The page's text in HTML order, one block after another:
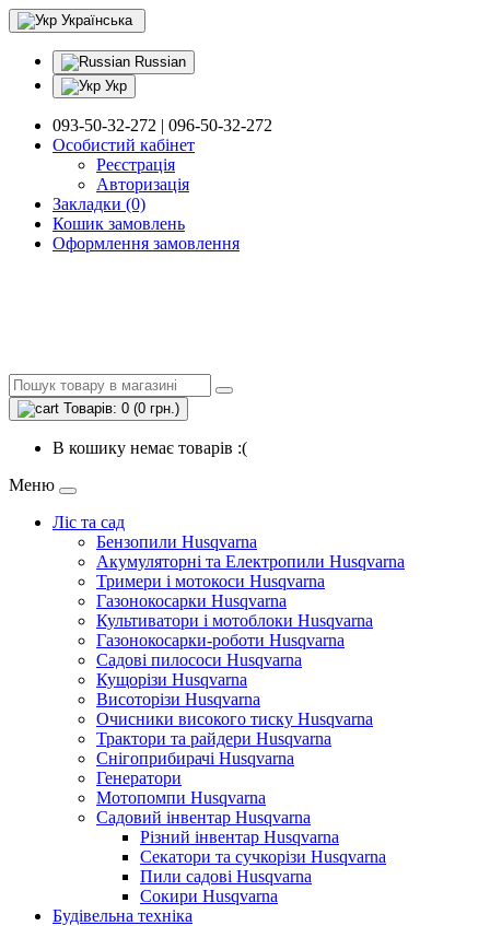
Українська
Russian
Укр
093-50-32-272 | 096-50-32-272
Особистий кабінет
Реєстрація
Авторизація
Закладки (0)
Кошик замовлень
Оформлення замовлення
Товарів: 0 (0 грн.)
В кошику немає товарів :(
Меню
Ліс та сад
Бензопили Husqvarna
Акумуляторні та Електропили Husqvarna
Тримери і мотокоси Husqvarna
Газонокосарки Husqvarna
Культиватори і мотоблоки Husqvarna
Газонокосарки-роботи Husqvarna
Садові пилососи Husqvarna
Кущорізи Husqvarna
Висоторізи Husqvarna
Очисники високого тиску Husqvarna
Трактори та райдери Husqvarna
Снігоприбирачі Husqvarna
Генератори
Мотопомпи Husqvarna
Садовий інвентар Husqvarna
Різний інвентар Husqvarna
Секатори та сучкорізи Husqvarna
Пили садові Husqvarna
Сокири Husqvarna
Будівельна техніка